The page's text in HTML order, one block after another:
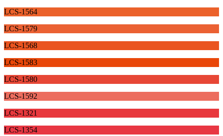
LCS-1564
LCS-1579
LCS-1568
LCS-1583
LCS-1580
LCS-1592
LCS-1321
LCS-1354